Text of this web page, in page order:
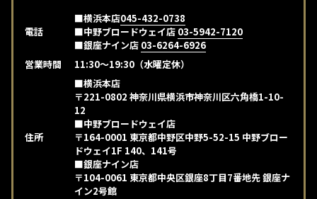
電話
■横浜本店045-432-0738
■中野ブロードウェイ店 03-5942-7120
■銀座ナイン店 03-6264-6926
営業時間
11:30～19:30（水曜定休）
住所
■横浜本店
〒221-0802 神奈川県横浜市神奈川区六角橋1-10-
12
■中野ブロードウェイ店
〒164-0001 東京都中野区中野5-52-15 中野ブロー
ドウェイ1F 140、141号
■銀座ナイン店
〒104-0061 東京都中央区銀座8丁目7番地先 銀座ナ
イン2号館